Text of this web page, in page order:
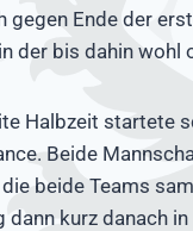
gegen Ende der
der bis dahin wohl
Halbzeit startete
Beide
beide Teams
dann kurz danach